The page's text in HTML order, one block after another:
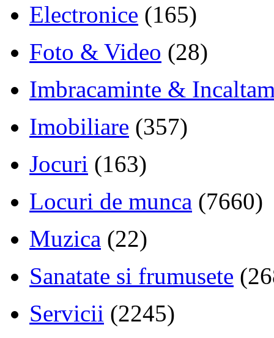
Electronice (165)
Foto & Video (28)
Imbracaminte &
Imobiliare (357)
Jocuri (163)
Locuri de munca (7660)
Muzica (22)
Sanatate si frumusete
Servicii (2245)